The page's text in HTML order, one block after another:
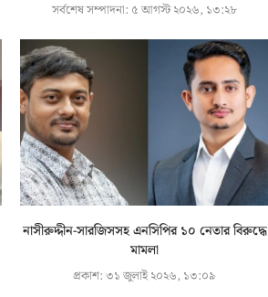
সর্বশেষ সম্পাদনা: ৫ আগস্ট ২০২৬, ১৩:২৮
নাসীরুদ্দীন-সারজিসসহ এনসিপির ১০ নেতার বিরুদ্ধে
মামলা
প্রকাশ:৩১ জুলাই ২০২৬, ১৩:০৯